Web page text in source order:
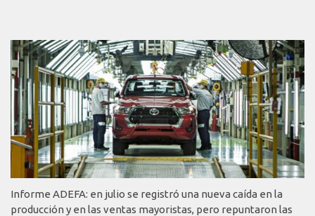
Informe ADEFA: en julio se registró una nueva caída en la
producción y en las ventas mayoristas, pero repuntaron las